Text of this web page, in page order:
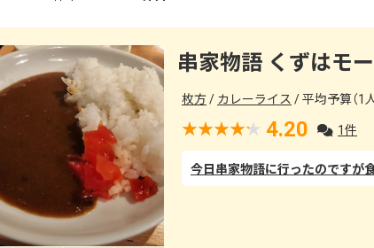
串家物語 くずはモ
枚方 カレーライス 平均予算（1
4.20 1件